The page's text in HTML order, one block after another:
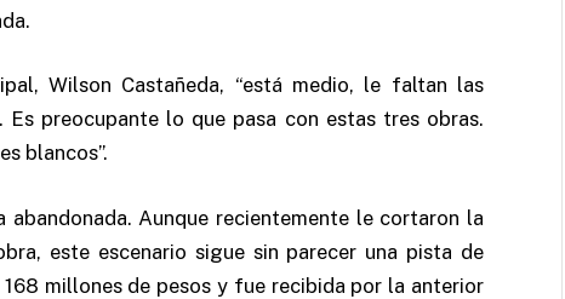
Wilson Castañeda, “está medio, le faltan las
preocupante lo que pasa con estas tres obras.
blancos”.
Aunque recientemente le cortaron la
este escenario sigue sin parecer una pista de
millones de pesos y fue recibida por la anterior